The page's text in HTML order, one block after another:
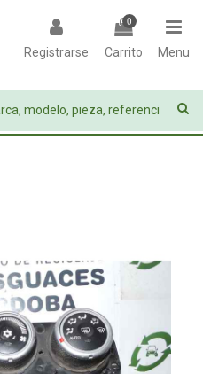
Registrarse
0
Carrito Menu